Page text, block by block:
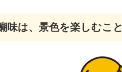
味は、景色を楽しむこと